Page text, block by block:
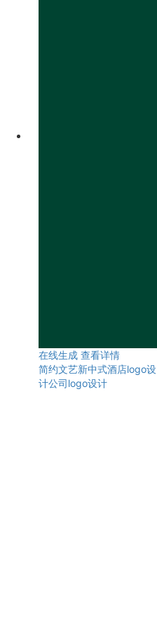
在线生成 查看详情
简约文艺新中式酒店logo设
计公司logo设计